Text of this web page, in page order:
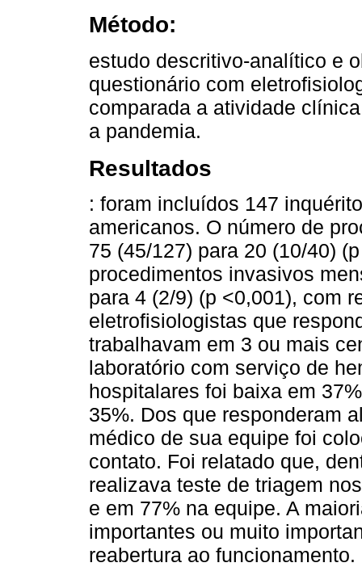
Método:
estudo descritivo-analítico e
questionário com
comparada a atividade
a pandemia.
Resultados
: foram incluídos 147
americanos. O número de
75 (45/127) para 20 (10/40)
procedimentos invasivos
para 4 (2/9) (p <0,001), com
eletrofisiologistas que
trabalhavam em 3 ou mais
laboratório com serviço de
hospitalares foi baixa em
35%. Dos que responderam
médico de sua equipe foi
contato. Foi relatado que,
realizava teste de triagem
e em 77% na equipe. A
importantes ou muito
reabertura ao funcionamento.